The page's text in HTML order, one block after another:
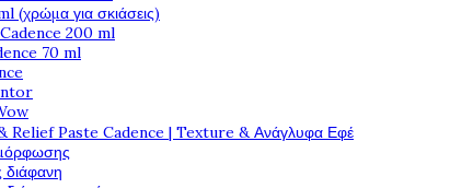
(χρώμα για σκιάσεις)
200 ml
70 ml
Relief Paste Cadence | Texture & Ανάγλυφα Εφέ